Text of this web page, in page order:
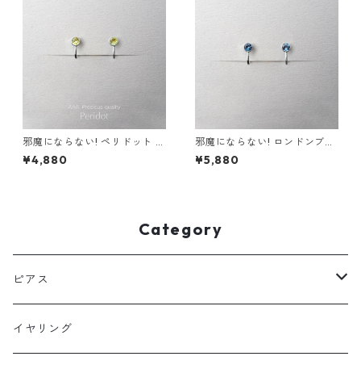
邪魔にならない! ペリドット イ
ヤリング AAA サージカルステ
ンレス 金属アレルギー スキン
¥4,880
邪魔にならない! ロンドンブル
ートパーズ イヤリング 宝石質
AAA サージカルステンレス 金
¥5,880
Category
ピアス
フックピアス
イヤリング